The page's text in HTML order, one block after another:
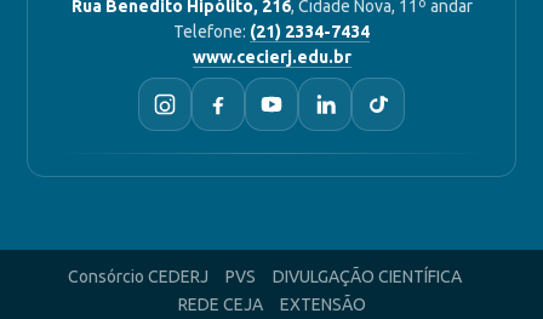
Rua Benedito Hipólito, 216, Cidade Nova, 11º andar
Telefone: (21) 2334-7434
www.cecierj.edu.br
Consórcio CEDERJ PVS
DIVULGAÇÃO CIENTÍFICA
REDE CEJA
EXTENSÃO